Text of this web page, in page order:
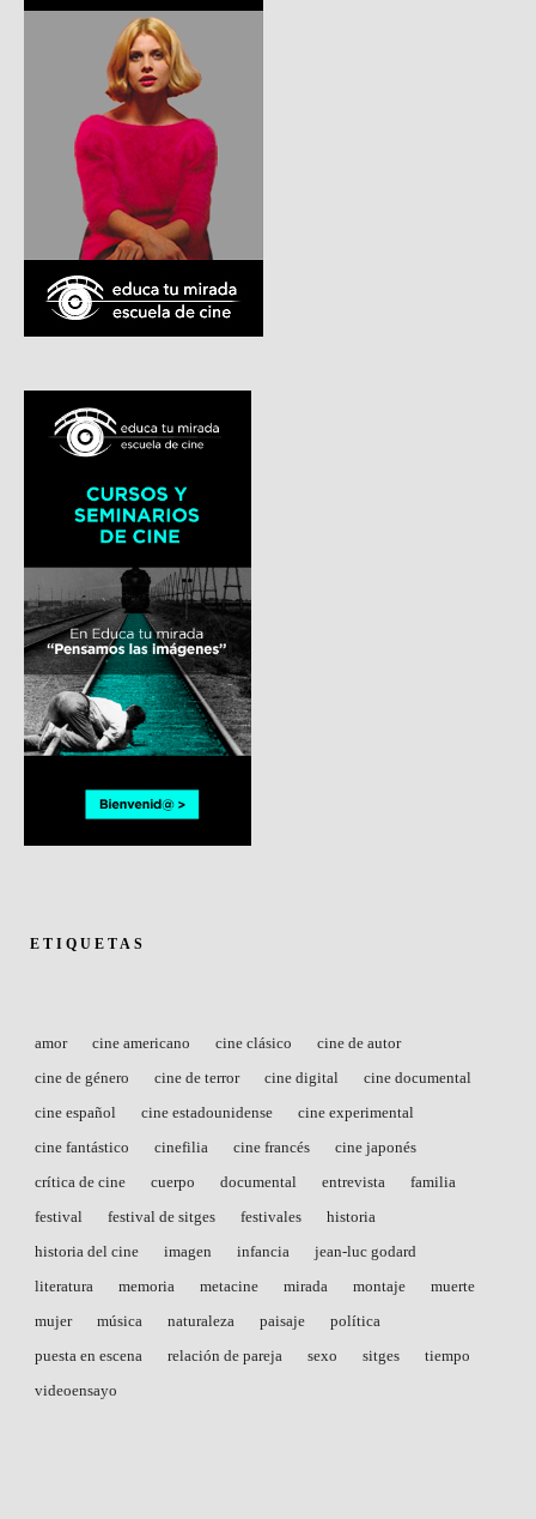
ETIQUETAS
amor cine americano cine clásico
cine de autor
cine de género
cine de terror cine digital
cine documental
cine español
cine estadounidense
cine experimental
cine fantástico
cinefilia cine francés
cine japonés
crítica de cine
cuerpo documental entrevista
familia
festival
festival de sitges festivales
historia
historia del cine
imagen infancia
jean-luc godard
literatura
memoria metacine mirada montaje
muerte
mujer
música naturaleza paisaje
política
puesta en escena
relación de pareja sexo sitges
tiempo
videoensayo